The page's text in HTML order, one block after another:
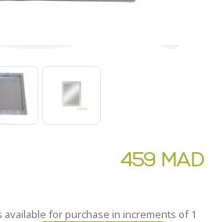
459 MAD
available for purchase in increments of 1